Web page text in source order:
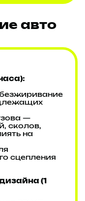
авто
—
сколов,
на
сцепления
(1